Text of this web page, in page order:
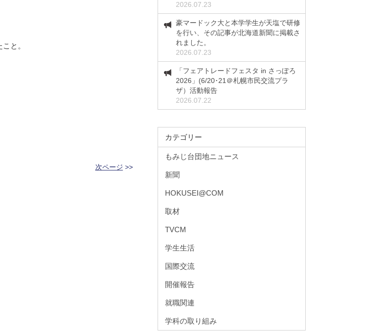
と。
>>
次ページ
2026.07.23
豪マードック大と本学学生が天塩で研修
を行い、その記事が北海道新聞に掲載さ
れました。
2026.07.23
「フェアトレードフェスタ in さっぽろ
2026」(6/20･21＠札幌市民交流プラ
ザ）活動報告
2026.07.22
カテゴリー
もみじ台団地ニュース
新聞
HOKUSEI@COM
取材
TVCM
学生生活
国際交流
開催報告
就職関連
学科の取り組み